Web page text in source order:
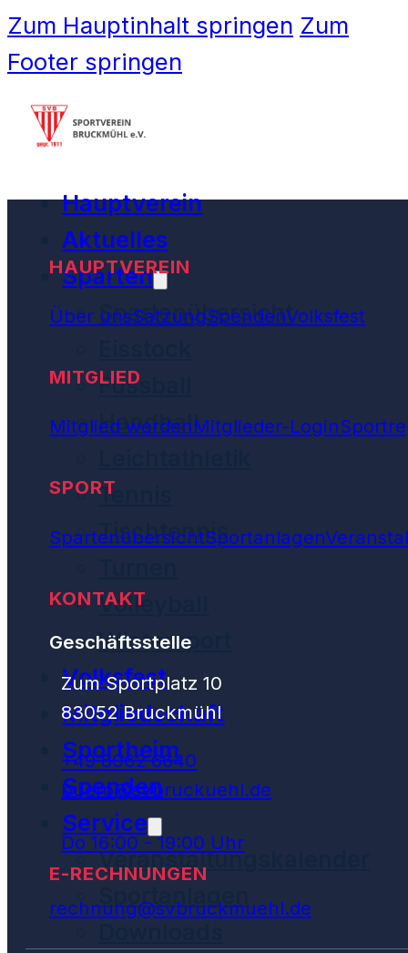
Zum Hauptinhalt springen Zum
Footer springen
Hauptverein
Aktuelles
Sparten
Spartenübersicht
Fussball
Handball
Tennis
Tischtennis
Volleyball
Wintersport
Volksfest
Mitgliedschaft
Sportheim
Spenden
Service
Veranstaltungskalender
Sportanlagen
HAUPTVEREIN
Über unsSatzungSpendenVolksfest
MITGLIED
Mitglied werdenMitglieder-Login
SPORT
SpartenübersichtSportanlagen
KONTAKT
Geschäftsstelle
Zum Sportplatz 10
83052 Bruckmühl
+49 8062 6640
buero@svbruckuehl.de
Do 16:00 - 19:00 Uhr
E-RECHNUNGEN
rechnung@svbruckmuehl.de